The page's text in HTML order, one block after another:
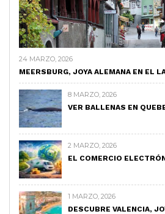
24 MARZO, 2026
MEERSBURG, JOYA ALEMANA EN EL
8 MARZO, 2026
VER BALLENAS EN
2 MARZO, 2026
EL COMERCIO
1 MARZO, 2026
DESCUBRE VALENCIA,